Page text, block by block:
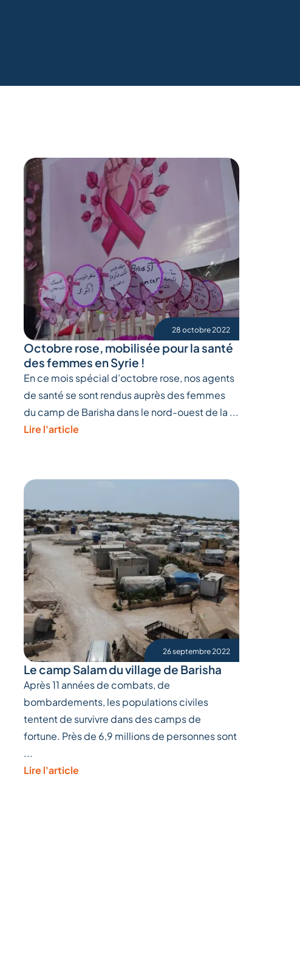
28 octobre 2022
Octobre rose, mobilisée pour la santé
des femmes en Syrie !
En ce mois spécial d’octobre rose, nos agents
de santé se sont rendus auprès des femmes
du camp de Barisha dans le nord-ouest de la ...
Lire l'article
26 septembre 2022
Le camp Salam du village de Barisha
Après 11 années de combats, de
bombardements, les populations civiles
tentent de survivre dans des camps de
fortune. Près de 6,9 millions de personnes sont
...
Lire l'article